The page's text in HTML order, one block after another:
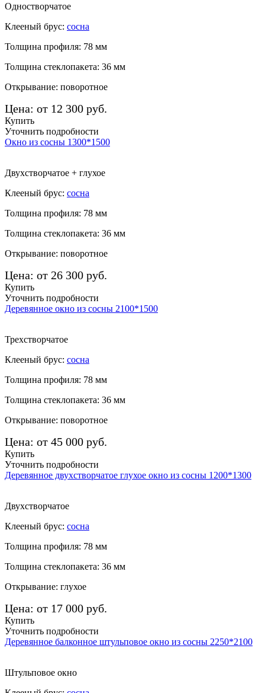
Одностворчатое
Клееный брус: сосна
Толщина профиля: 78 мм
Толщина стеклопакета: 36 мм
Открывание: поворотное
Цена: от 12 300 руб.
Купить
Уточнить подробности
Окно из сосны 1300*1500
Двухстворчатое + глухое
Клееный брус: сосна
Толщина профиля: 78 мм
Толщина стеклопакета: 36 мм
Открывание: поворотное
Цена: от 26 300 руб.
Купить
Уточнить подробности
Деревянное окно из сосны 2100*1500
Трехстворчатое
Клееный брус: сосна
Толщина профиля: 78 мм
Толщина стеклопакета: 36 мм
Открывание: поворотное
Цена: от 45 000 руб.
Купить
Уточнить подробности
Деревянное двухстворчатое глухое окно из сосны 1200*1300
Двухстворчатое
Клееный брус: сосна
Толщина профиля: 78 мм
Толщина стеклопакета: 36 мм
Открывание: глухое
Цена: от 17 000 руб.
Купить
Уточнить подробности
Деревянное балконное штульповое окно из сосны 2250*2100
Штульповое окно